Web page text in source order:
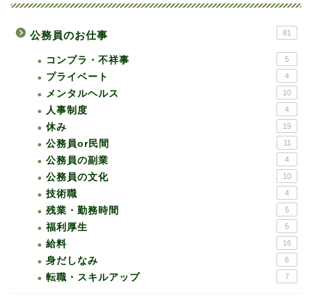
公務員のお仕事 81
コンプラ・不祥事 5
プライベート 4
メンタルヘルス 10
人事制度 4
休み 19
公務員or民間 11
公務員の副業 4
公務員の文化 10
技術職 4
残業・勤務時間 5
福利厚生 5
給料 16
身だしなみ 6
転職・スキルアップ 7